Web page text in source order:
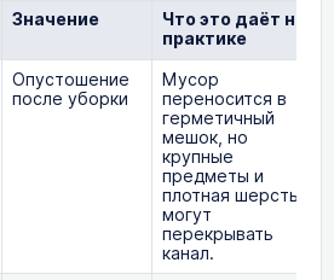
Значение Что это даёт на
практике
Опустошение
после уборки
Мусор
переносится в
герметичный
мешок, но
крупные
предметы и
плотная шерсть
могут
перекрывать
канал.